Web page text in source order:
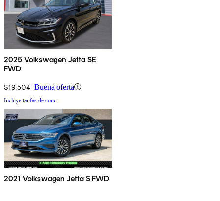
2025 Volkswagen Jetta SE
FWD
$19,504 Buena oferta
Incluye tarifas de conc.
2021 Volkswagen Jetta S FWD